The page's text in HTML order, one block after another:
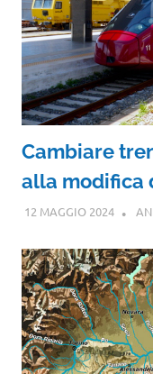
Cambiare
alla modifica
12 MAGGIO 2024